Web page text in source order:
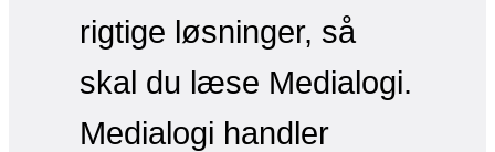
rigtige løsninger, så
skal du læse Medialogi.
Medialogi handler